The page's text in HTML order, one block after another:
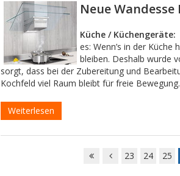
Neue Wandesse
Küche / Küchengeräte:
es: Wenn’s in der
bleiben. Deshalb wurde
sorgt, dass bei der Zubereitung und
Kochfeld viel Raum bleibt für freie Bewegung.
Weiterlesen
23 24 25